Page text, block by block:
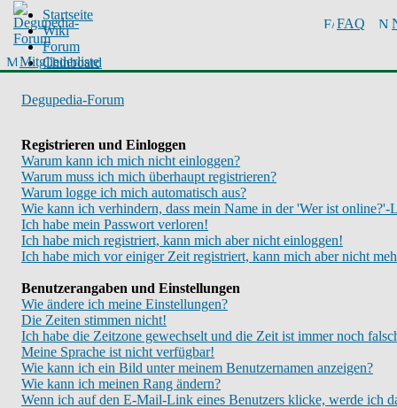
FAQ
Mitgliederliste
Startseite
Wiki
Forum
Chinboard
Degupedia-Forum
Registrieren und Einloggen
Warum kann ich mich nicht einloggen?
Warum muss ich mich überhaupt registrieren?
Warum logge ich mich automatisch aus?
Wie kann ich verhindern, dass mein Name in der 'Wer ist online?'-
Ich habe mein Passwort verloren!
Ich habe mich registriert, kann mich aber nicht einloggen!
Ich habe mich vor einiger Zeit registriert, kann mich aber nicht
Benutzerangaben und Einstellungen
Wie ändere ich meine Einstellungen?
Die Zeiten stimmen nicht!
Ich habe die Zeitzone gewechselt und die Zeit ist immer noch
Meine Sprache ist nicht verfügbar!
Wie kann ich ein Bild unter meinem Benutzernamen anzeigen?
Wie kann ich meinen Rang ändern?
Wenn ich auf den E-Mail-Link eines Benutzers klicke, werde ich